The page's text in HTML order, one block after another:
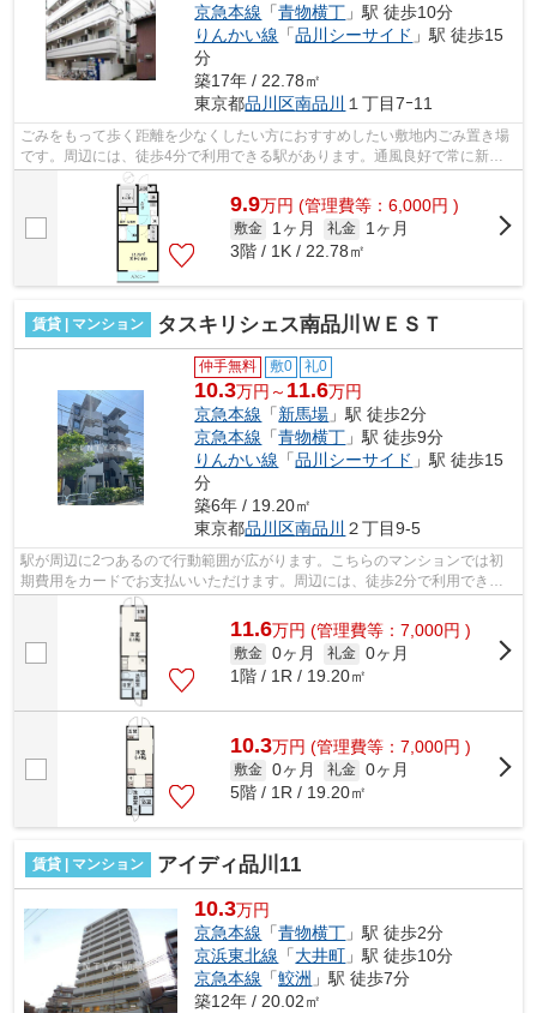
京急本線 「青物横丁 」駅 徒歩10分
りんかい線 「品川シーサイド 」駅 徒歩15
分
築17年 / 22.78㎡
東京都品川区南品川 １丁目7ｰ11
ごみをもって歩く距離を少なくしたい方におすすめしたい敷地内ごみ置き場
です。周辺には、徒歩4分で利用できる駅があります。通風良好で常に新鮮
な空気を送り込むマンションをご案内し...
9.9万円 (管理費等：6,000円 )
敷金 1ヶ月 礼金
1ヶ月
3階 / 1K / 22.78㎡
賃貸 | マンション タスキリシェス南品川ＷＥＳＴ
仲手無料 敷0 礼0
10.3万円～ 11.6万円
京急本線 「新馬場 」駅 徒歩2分
京急本線 「青物横丁 」駅 徒歩9分
りんかい線 「品川シーサイド 」駅 徒歩15
分
築6年 / 19.20㎡
東京都品川区南品川 ２丁目9-5
駅が周辺に2つあるので行動範囲が広がります。こちらのマンションでは初
期費用をカードでお支払いいただけます。周辺には、徒歩2分で利用できる
駅があります。こちらはマンションタイ...
11.6万円 (管理費等：7,000円 )
敷金 0ヶ月 礼金 0ヶ月
1階 / 1R / 19.20㎡
10.3万円 (管理費等：7,000円 )
敷金 0ヶ月 礼金 0ヶ月
5階 / 1R / 19.20㎡
賃貸 | マンション アイディ品川11
10.3万円
京急本線 「青物横丁 」駅 徒歩2分
京浜東北線 「大井町 」駅 徒歩10分
京急本線 「鮫洲 」駅 徒歩7分
築12年 / 20.02㎡